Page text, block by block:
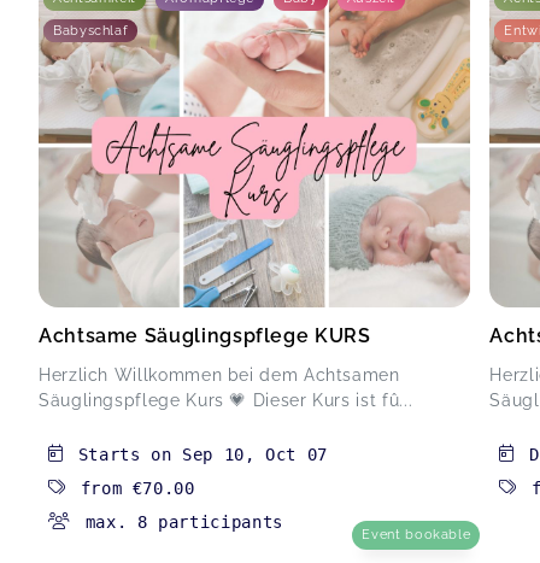
Babyschlaf
Achtsame Säuglingspflege KURS
Herzlich Willkommen bei dem Achtsamen
Säuglingspflege Kurs 💗 Dieser Kurs ist fû...
Starts on Sep 10 ,Oct 07
from €70.00
max. 8 participants
Event bookable